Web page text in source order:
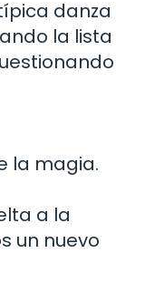
danza
la lista
la magia.
a la
un nuevo